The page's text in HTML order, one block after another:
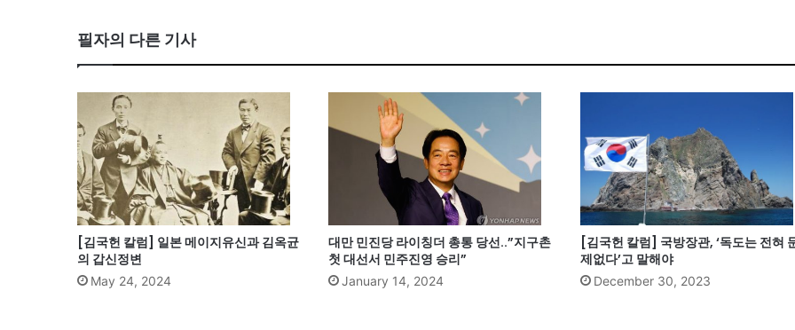
필자의 다른 기사
[김국헌 칼럼] 일본 메이지유신과 김옥균
의 갑신정변
May 24, 2024
대만 민진당 라이칭더 총통 당선..”지구촌
첫 대선서 민주진영 승리”
January 14, 2024
[김국헌 칼럼] 국방장관, ‘독도는 전혀
제없다’고 말해야
December 30, 2023